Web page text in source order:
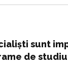
sunt
de